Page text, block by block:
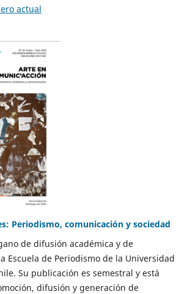
actual
Periodismo, comunicación y sociedad
de difusión académica y de
Escuela de Periodismo de la Universidad
Su publicación es semestral y está
difusión y generación de